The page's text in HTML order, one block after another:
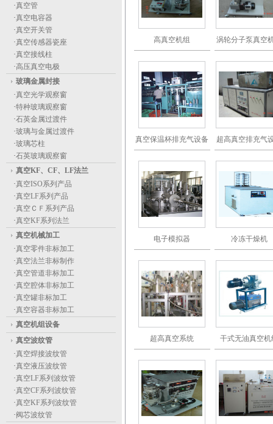
·真空管
·真空电容器
·真空开关管
·真空传感器瓷座
·真空接线柱
·高压真空电极
玻璃金属封接
·真空光学观察窗
·特种玻璃观察窗
·石英金属过渡件
·玻璃与金属过渡件
·玻璃芯柱
·石英玻璃观察窗
真空KF、CF、LF法兰
·真空ISO系列产品
·真空LF系列产品
·真空ＣＦ系列产品
·真空KF系列法兰
真空机械加工
·真空零件非标加工
·真空法兰非标制作
·真空管道非标加工
·真空腔体非标加工
·真空罐非标加工
·真空容器非标加工
真空机组设备
真空波纹管
·真空焊接波纹管
·真空液压波纹管
·真空LF系列波纹管
·真空CF系列波纹管
·真空KF系列波纹管
·阀芯波纹管
高真空机组 涡轮分子泵真空
真空保温杯排充气设备 超高真空排充气
电子模拟器 冷冻干燥机
超高真空系统 干式无油真空机